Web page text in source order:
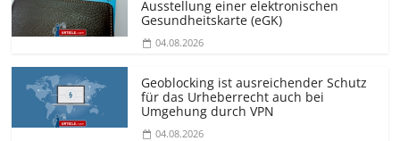
Ausstellung einer elektronischen
Gesundheitskarte (eGK)
04.08.2026
Geoblocking ist ausreichender Schutz
für das Urheberrecht auch bei
Umgehung durch VPN
04.08.2026